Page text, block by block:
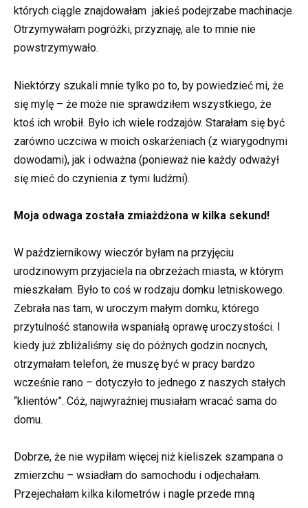
których ciągle znajdowałam jakieś podejrzabe machinacje.
Otrzymywałam pogróżki, przyznaję, ale to mnie nie
powstrzymywało.
Niektórzy szukali mnie tylko po to, by powiedzieć mi, że
się mylę – że może nie sprawdziłem wszystkiego, że
ktoś ich wrobił. Było ich wiele rodzajów. Starałam się być
zarówno uczciwa w moich oskarżeniach (z wiarygodnymi
dowodami), jak i odważna (ponieważ nie każdy odważył
się mieć do czynienia z tymi ludźmi).
Moja odwaga została zmiażdżona w kilka sekund!
W październikowy wieczór byłam na przyjęciu
urodzinowym przyjaciela na obrzeżach miasta, w którym
mieszkałam. Było to coś w rodzaju domku letniskowego.
Zebrała nas tam, w uroczym małym domku, którego
przytulność stanowiła wspaniałą oprawę uroczystości. I
kiedy już zbliżaliśmy się do późnych godzin nocnych,
otrzymałam telefon, że muszę być w pracy bardzo
wcześnie rano – dotyczyło to jednego z naszych stałych
“klientów”. Cóż, najwyraźniej musiałam wracać sama do
domu.
Dobrze, że nie wypiłam więcej niż kieliszek szampana o
zmierzchu – wsiadłam do samochodu i odjechałam.
Przejechałam kilka kilometrów i nagle przede mną